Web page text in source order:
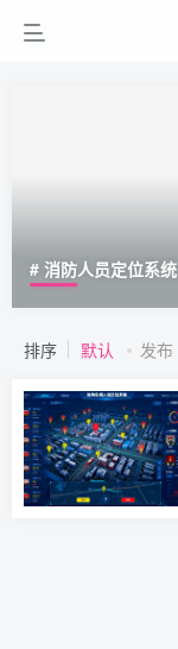
# 消防人员定位系统
排序 默认 发布